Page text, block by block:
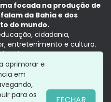
focada na produção de
da Bahia e dos
do mundo.
cidadania,
entretenimento e cultura.
é no tempo presente,
Aratu.
aprimorar e
em
para os